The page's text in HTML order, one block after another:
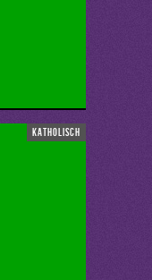
katholisch